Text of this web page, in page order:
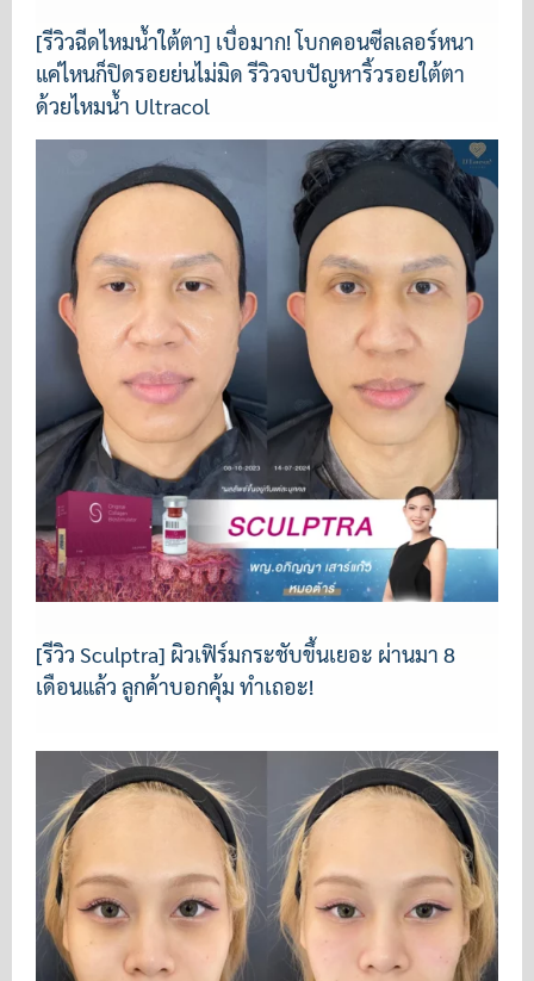
[รีวิวฉีดไหมน้ำใต้ตา] เบื่อมาก! โบกคอนซีลเลอร์หนา
แค่ไหนก็ปิดรอยย่นไม่มิด รีวิวจบปัญหาริ้วรอยใต้ตา
ด้วยไหมน้ำ Ultracol
[รีวิว Sculptra] ผิวเฟิร์มกระชับขึ้นเยอะ ผ่านมา 8
เดือนแล้ว ลูกค้าบอกคุ้ม ทำเถอะ!